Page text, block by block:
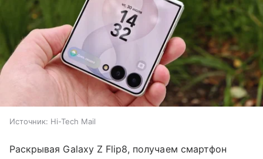
Источник: Hi-Tech Mail
Раскрывая Galaxy Z Flip8, получаем смартфон